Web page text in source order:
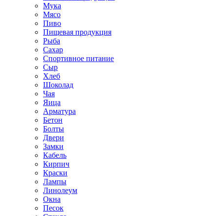
Мука
Мясо
Пиво
Пищевая продукция
Рыба
Сахар
Спортивное питание
Сыр
Хлеб
Шоколад
Чая
Яица
Арматура
Бетон
Болты
Двери
Замки
Кабель
Кирпич
Краски
Лампы
Линолеум
Окна
Песок